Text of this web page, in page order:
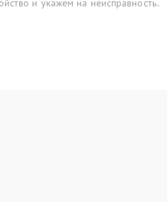
и укажем на неисправность.